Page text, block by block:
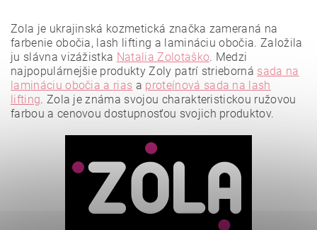
Vložením hodnotenie súhlasíte s podmienkami ochrany
Zola je ukrajinská kozmetická značka zameraná na
farbenie obočia, lash lifting a lamináciu obočia. Založila
ju slávna vizážistka Natalia Zolotaško. Medzi
najpopulárnejšie produkty Zoly patrí strieborná sada na
lamináciu obočia a rias a proteínová sada na lash
lifting. Zola je známa svojou charakteristickou ružovou
farbou a cenovou dostupnosťou svojich produktov.